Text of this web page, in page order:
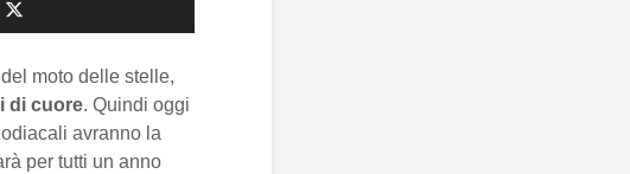
moto delle stelle,
di cuore. Quindi oggi
avranno la
per tutti un anno